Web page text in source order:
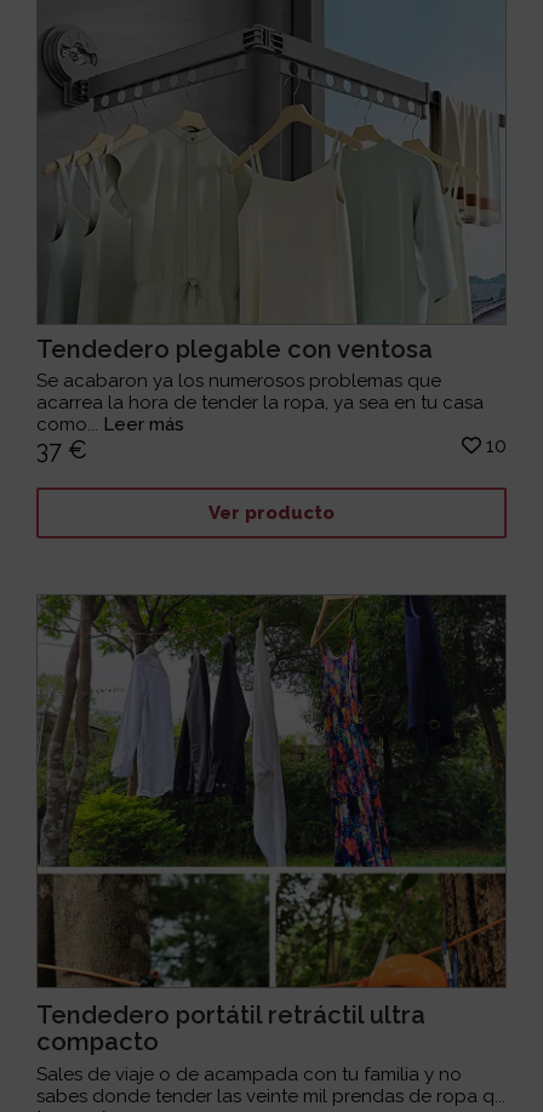
Tendedero plegable con ventosa
Se acabaron ya los numerosos problemas que
acarrea la hora de tender la ropa, ya sea en tu casa
como... Leer más
37 € 10
Ver producto
Tendedero portátil retráctil ultra
compacto
Sales de viaje o de acampada con tu familia y no
sabes donde tender las veinte mil prendas de ropa q...